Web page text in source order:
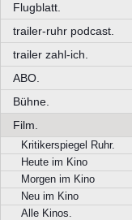
Flugblatt.
trailer-ruhr podcast.
trailer zahl-ich.
ABO.
Bühne.
Film.
Kritikerspiegel Ruhr.
Heute im Kino
Morgen im Kino
Neu im Kino
Alle Kinos.